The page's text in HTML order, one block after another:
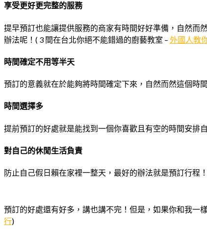
享受更好更完整的服務
提早預訂也能讓提供服務的商家有時間好好準備，自然而
辦法呢！( 3 間在台北你絕不能錯過的廚藝教室 – 外國人教
時間確定不用等半天
預訂的意義就在於能夠將時間確定下來，自然而然這個時
時間選擇多
提前預訂的好處就是能找到一個你喜歡且有空的時間安排
對自己的休閒生活負責
防止自己假日賴在家裡一整天，最好的辦法就是預訂行程
預訂的好處還有好多，講也講不完！但是，如果你和我一
行)